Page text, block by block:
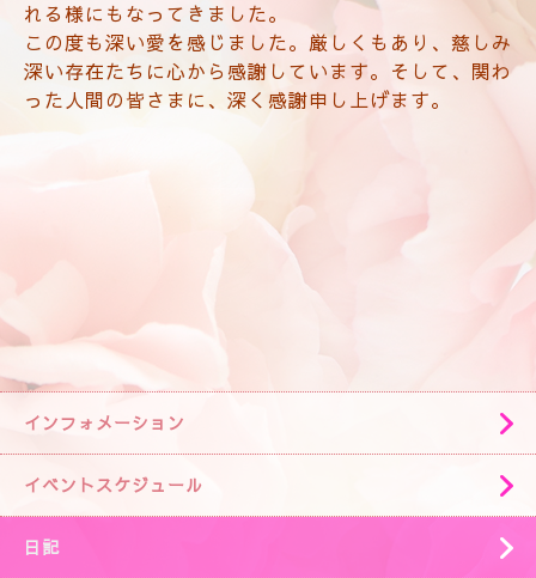
れる様にもなってきました。
この度も深い愛を感じました。厳しくもあり、慈しみ
深い存在たちに心から感謝しています。そして、関わ
った人間の皆さまに、深く感謝申し上げます。
インフォメーション
イベントスケジュール
日記